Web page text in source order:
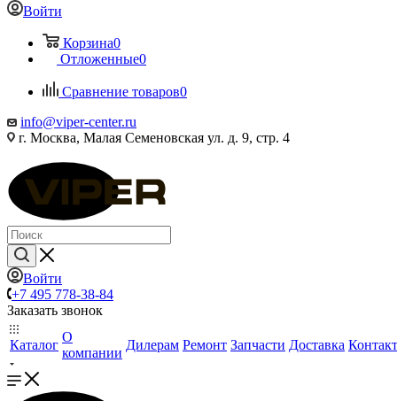
Войти
Корзина0
Отложенные0
Сравнение товаров0
info@viper-center.ru
г. Москва, Малая Семеновская ул. д. 9, стр. 4
Войти
+7 495 778-38-84
Заказать звонок
Каталог
О
компании
Дилерам Ремонт Запчасти Доставка